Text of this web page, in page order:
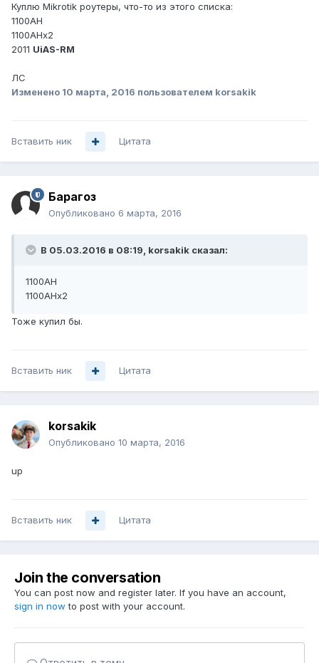
Куплю Mikrotik роутеры, что-то из этого списка:
1100AH
1100AHx2
2011 UiAS-RM
ЛС
Изменено 10 марта, 2016 пользователем korsakik
Вставить ник Цитата
Барагоз
Опубликовано 6 марта, 2016
В 05.03.2016 в 08:19, korsakik сказал:
1100AH
1100AHx2
Тоже купил бы.
Вставить ник Цитата
korsakik
Опубликовано 10 марта, 2016
up
Вставить ник Цитата
Join the conversation
You can post now and register later. If you have an account,
sign in now to post with your account.